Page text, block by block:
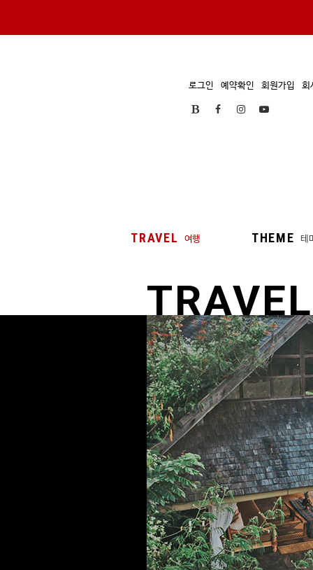
로그인 예약확인 회원가입 회
TRAVEL 여행 THEME 테
TRAVEL